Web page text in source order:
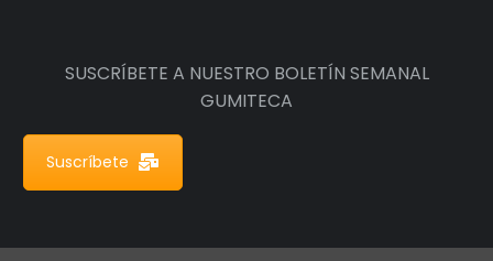
SUSCRÍBETE A NUESTRO BOLETÍN SEMANAL
GUMITECA
Suscríbete